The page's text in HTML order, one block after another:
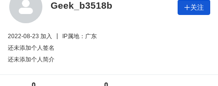
Geek_b3518b 关注
2022-08-23 加入
IP属地：广东
还未添加个人签名
还未添加个人简介